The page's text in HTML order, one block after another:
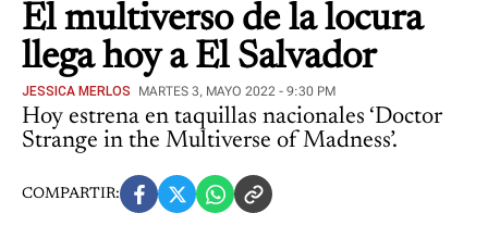
El multiverso de la locura
llega hoy a El Salvador
JESSICA MERLOS MARTES 3, MAYO 2022 - 9:30 PM
Hoy estrena en taquillas nacionales ‘Doctor
Strange in the Multiverse of Madness’.
COMPARTIR: